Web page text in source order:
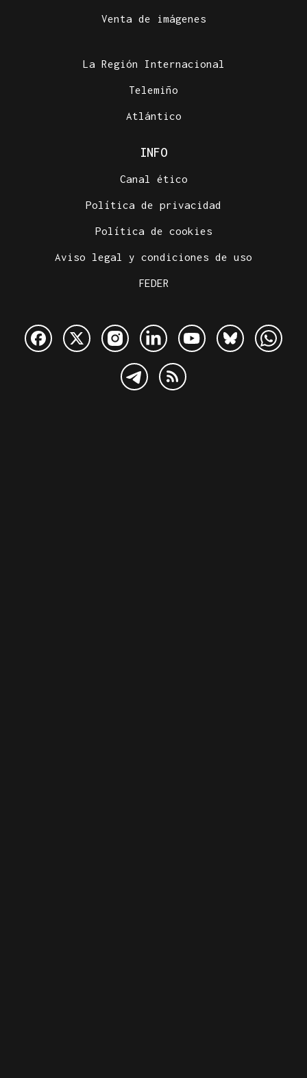
Venta de imágenes
La Región Internacional
Telemiño
Atlántico
INFO
Canal ético
Política de privacidad
Política de cookies
Aviso legal y condiciones de uso
FEDER